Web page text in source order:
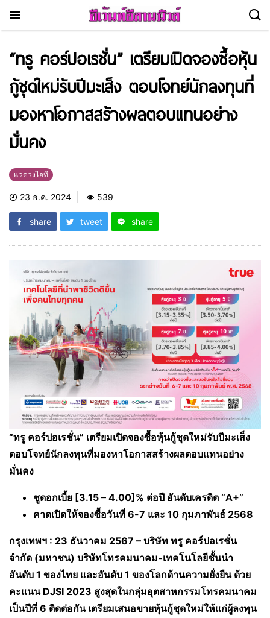
“ทรู คอร์ปอเรชั่น” เตรียมเปิดจองซื้อหุ้น
กู้ชุดใหม่รับปีมะเส็ง ตอบโจทย์นักลงทุนที่
มองหาโอกาสสร้างผลตอบแทนอย่าง
มั่นคง
แวดวงไอที
23 ธ.ค. 2024 539
share tweet share
“ทรู คอร์ปอเรชั่น” เตรียมเปิดจองซื้อหุ้นกู้ชุดใหม่รับปีมะเส็ง
ตอบโจทย์นักลงทุนที่มองหาโอกาสสร้างผลตอบแทนอย่าง
มั่นคง
ชูดอกเบี้ย [3.15 – 4.00]% ต่อปี อันดับเครดิต “A+”
คาดเปิดให้จองซื้อวันที่ 6-7 และ 10 กุมภาพันธ์ 2568
กรุงเทพฯ : 23 ธันวาคม 2567 – บริษัท ทรู คอร์ปอเรชั่น
จำกัด (มหาชน) บริษัทโทรคมนาคม-เทคโนโลยีชั้นนำ
อันดับ 1 ของไทย และอันดับ 1 ของโลกด้านความยั่งยืน ด้วย
คะแนน DJSI 2023 สูงสุดในกลุ่มอุตสาหกรรมโทรคมนาคม
เป็นปีที่ 6 ติดต่อกัน เตรียมเสนอขายหุ้นกู้ชุดใหม่ให้แก่ผู้ลงทุน